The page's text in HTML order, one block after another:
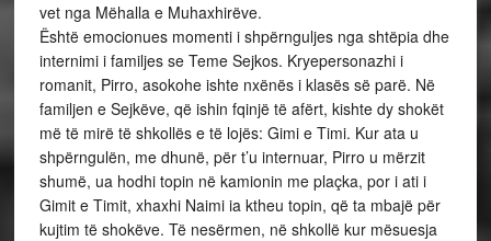
vet nga Mëhalla e Muhaxhirëve.
Është emocionues momenti i shpërnguljes nga shtëpia dhe
internimi i familjes se Teme Sejkos. Kryepersonazhi i
romanit, Pirro, asokohe ishte nxënës i klasës së parë. Në
familjen e Sejkëve, që ishin fqinjë të afërt, kishte dy shokët
më të mirë të shkollës e të lojës: Gimi e Timi. Kur ata u
shpërngulën, me dhunë, për t’u internuar, Pirro u mërzit
shumë, ua hodhi topin në kamionin me plaçka, por i ati i
Gimit e Timit, xhaxhi Naimi ia ktheu topin, që ta mbajë për
kujtim të shokëve. Të nesërmen, në shkollë kur mësuesja